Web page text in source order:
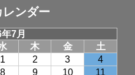
ンダー